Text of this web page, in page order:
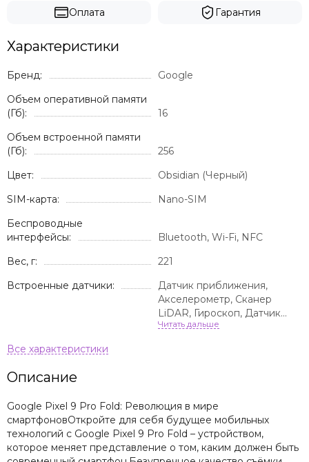
Оплата Гарантия
Характеристики
Бренд:
Google
Объем оперативной памяти
(Гб):
16
Объем встроенной памяти
(Гб):
256
Цвет:
Obsidian (Черный)
SIM-карта:
Nano-SIM
Беспроводные
интерфейсы:
Bluetooth, Wi-Fi, NFC
Вес, г:
221
Встроенные датчики:
Датчик приближения,
Акселерометр, Сканер
LiDAR, Гироскоп, Датчик
освещенности, Компас,
Описание
Google Pixel 9 Pro Fold: Революция в мире
смартфоновОткройте для себя будущее мобильных
технологий с Google Pixel 9 Pro Fold – устройством,
которое меняет представление о том, каким должен быть